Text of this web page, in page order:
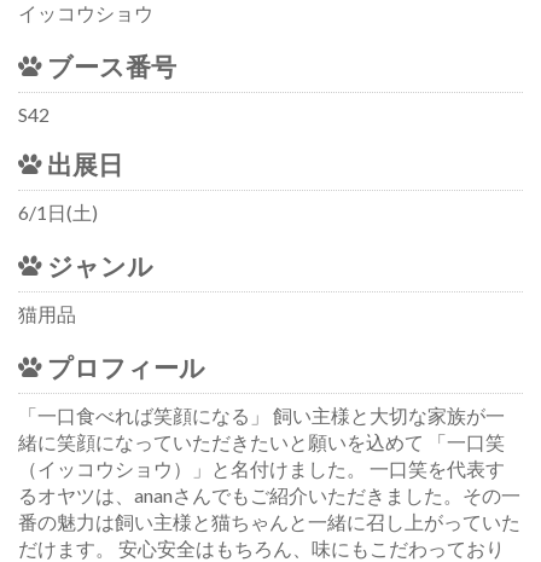
イッコウショウ
ブース番号
S42
出展日
6/1日(土)
ジャンル
猫用品
プロフィール
「一口食べれば笑顔になる」 飼い主様と大切な家族が一
緒に笑顔になっていただきたいと願いを込めて 「一口笑
（イッコウショウ）」と名付けました。 一口笑を代表す
るオヤツは、ananさんでもご紹介いただきました。その一
番の魅力は飼い主様と猫ちゃんと一緒に召し上がっていた
だけます。 安心安全はもちろん、味にもこだわっており